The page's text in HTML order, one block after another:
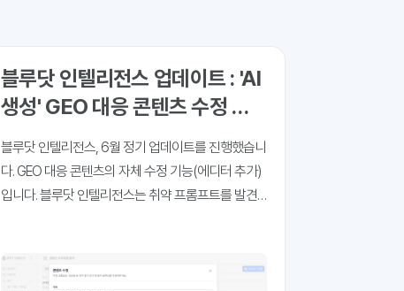
블루닷 인텔리전스 업데이트 : 'AI
생성' GEO 대응 콘텐츠 수정 기
능 추가
블루닷 인텔리전스, 6월 정기 업데이트를 진행했습니
다. GEO 대응 콘텐츠의 자체 수정 기능(에디터 추가)
입니다. 블루닷 인텔리전스는 취약 프롬프트를 발견
기준에 미달하는 프롬프트를 말하는데요. 즉시 콘텐